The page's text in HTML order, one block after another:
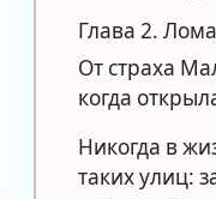
Глава 2.
От страха
когда
Никогда в
таких улиц: